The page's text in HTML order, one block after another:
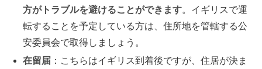
方がトラブルを避けることができます。イギリスで運
転することを予定している方は、住所地を管轄する公
安委員会で取得しましょう。
在留届 ：こちらはイギリス到着後ですが、住居が決ま